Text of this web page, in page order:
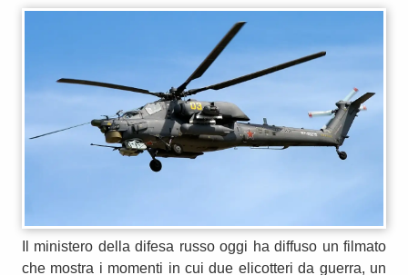
Il ministero della difesa russo oggi ha diffuso un filmato
che mostra i momenti in cui due elicotteri da guerra, un